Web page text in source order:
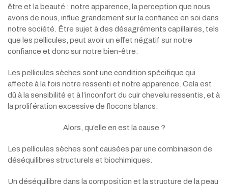
être et la beauté : notre apparence, la perception que nous
avons de nous, influe grandement sur la confiance en soi dans
notre société. Être sujet à des désagréments capillaires, tels
que les pellicules, peut avoir un effet négatif sur notre
confiance et donc sur notre bien-être.
Les pellicules sèches sont une condition spécifique qui
affecte à la fois notre ressenti et notre apparence. Cela est
dû à la sensibilité et à l’inconfort du cuir chevelu ressentis, et à
la prolifération excessive de flocons blancs.
Alors, qu’elle en est la cause ?
Les pellicules sèches sont causées par une combinaison de
déséquilibres structurels et biochimiques.
Un déséquilibre dans la composition et la structure de la peau